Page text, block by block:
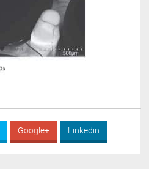
Google+ Linkedin